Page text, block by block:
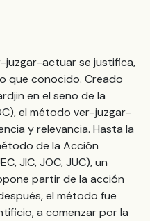
juzgar-actuar se justifica,
que conocido. Creado
en el seno de la
el método ver-juzgar-
y relevancia. Hasta la
de la Acción
JIC, JOC, JUC), un
partir de la acción
el método fue
a comenzar por la